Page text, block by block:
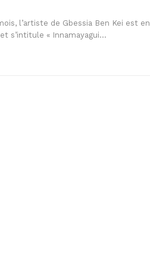
l’artiste de Gbessia Ben Kei est en
s’intitule « Innamayagui…